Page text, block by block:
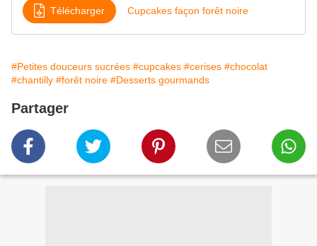
Télécharger Cupcakes façon forêt noire
#Petites douceurs sucrées #cupcakes #cerises #chocolat
#chantilly #forêt noire #Desserts gourmands
Partager